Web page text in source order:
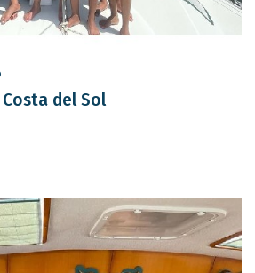
del Sol